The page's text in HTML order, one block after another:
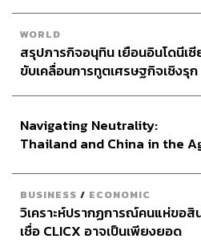
WORLD
สรุปภารกิจอนุทิน เยือนอินโดนีเซี
ขับเคลื่อนการทูตเศรษฐกิจเชิงรุก
Navigating Neutrality:
Thailand and China in the
BUSINESS / ECONOMIC
วิเคราะห์ปรากฏการณ์คนแห่ขอสิ
เชื่อ CLICX อาจเป็นเพียงยอด